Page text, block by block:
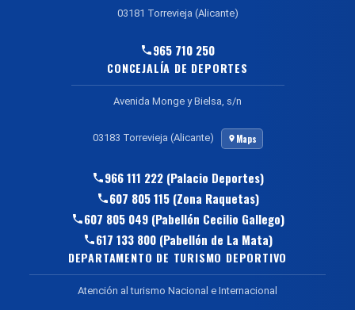
03181 Torrevieja (Alicante)
965 710 250
CONCEJALÍA DE DEPORTES
Avenida Monge y Bielsa, s/n
03183 Torrevieja (Alicante) Maps
966 111 222 (Palacio Deportes)
607 805 115 (Zona Raquetas)
607 805 049 (Pabellón Cecilio Gallego)
617 133 800 (Pabellón de La Mata)
DEPARTAMENTO DE TURISMO DEPORTIVO
Atención al turismo Nacional e Internacional